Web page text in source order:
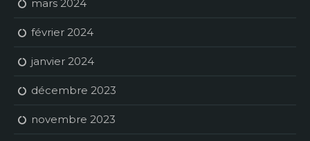
mars 2024
février 2024
janvier 2024
décembre 2023
novembre 2023